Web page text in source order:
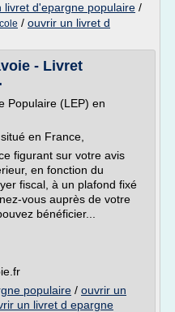
livret d'epargne populaire /
/ ouvrir un livret d
- Livret
Populaire (LEP) en
en France,
figurant sur votre avis
en fonction du
fiscal, à un plafond fixé
vous auprès de votre
bénéficier...
populaire / ouvrir un
un livret d epargne